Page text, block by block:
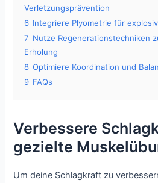
Verletzungsprävention
6 Integriere Plyometrie für
7 Nutze Regenerationstechniken
Erholung
8 Optimiere Koordination und
9 FAQs
Verbessere
gezielte
Um deine Schlagkraft zu